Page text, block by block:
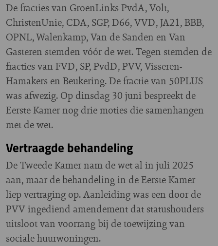
De fracties van GroenLinks-PvdA, Volt,
ChristenUnie, CDA, SGP, D66, VVD, JA21, BBB,
OPNL, Walenkamp, Van de Sanden en Van
Gasteren stemden vóór de wet. Tegen stemden de
fracties van FVD, SP, PvdD, PVV, Visseren-
Hamakers en Beukering. De fractie van 50PLUS
was afwezig. Op dinsdag 30 juni bespreekt de
Eerste Kamer nog drie moties die samenhangen
met de wet.
Vertraagde behandeling
De Tweede Kamer nam de wet al in juli 2025
aan, maar de behandeling in de Eerste Kamer
liep vertraging op. Aanleiding was een door de
PVV ingediend amendement dat statushouders
uitsloot van voorrang bij de toewijzing van
sociale huurwoningen.